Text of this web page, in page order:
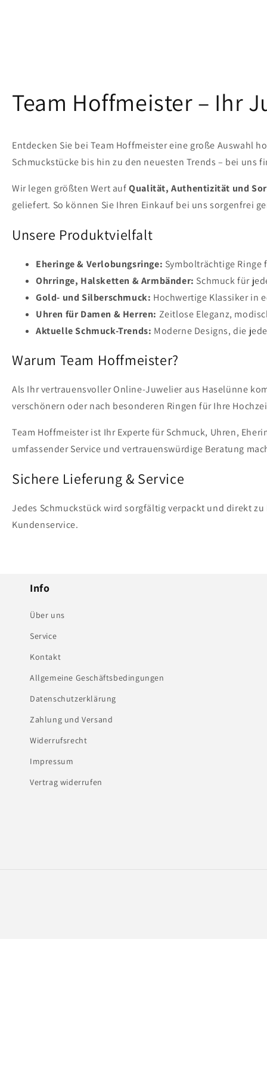
Team Hoffmeister – Ihr
Entdecken Sie bei Team Hoffmeister eine große Auswahl
Schmuckstücke bis hin zu den neuesten Trends – bei uns
Wir legen größten Wert aufQualität, Authentizität und
geliefert. So können Sie Ihren Einkauf bei uns sorgenfrei
Unsere Produktvielfalt
Eheringe & Verlobungsringe: Symbolträchtige Ringe
Ohrringe, Halsketten & Armbänder: Schmuck für
Gold- und Silberschmuck: Hochwertige Klassiker in
Uhren für Damen & Herren: Zeitlose Eleganz,
Aktuelle Schmuck-Trends: Moderne Designs, die
Warum Team Hoffmeister?
Als Ihr vertrauensvoller Online-Juwelier aus Haselünne
verschönern oder nach besonderen Ringen für Ihre
Team Hoffmeister ist Ihr Experte für Schmuck, Uhren,
umfassender Service und vertrauenswürdige Beratung
Sichere Lieferung & Service
Jedes Schmuckstück wird sorgfältig verpackt und direkt
Kundenservice.
Info
Über uns
Service
Kontakt
Allgemeine Geschäftsbedingungen
Datenschutzerklärung
Zahlung und Versand
Widerrufsrecht
Impressum
Vertrag widerrufen